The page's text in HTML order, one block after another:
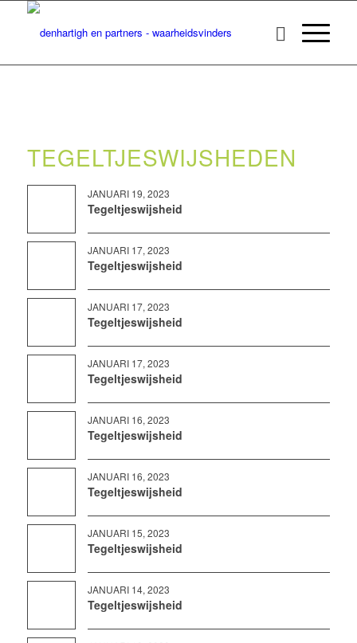
TEGELTJESWIJSHEDEN
JANUARI 19, 2023
Tegeltjeswijsheid
JANUARI 17, 2023
Tegeltjeswijsheid
JANUARI 17, 2023
Tegeltjeswijsheid
JANUARI 17, 2023
Tegeltjeswijsheid
JANUARI 16, 2023
Tegeltjeswijsheid
JANUARI 16, 2023
Tegeltjeswijsheid
JANUARI 15, 2023
Tegeltjeswijsheid
JANUARI 14, 2023
Tegeltjeswijsheid